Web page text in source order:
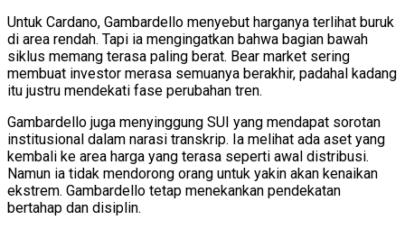
Untuk Cardano, Gambardello menyebut harganya terlihat buruk
di area rendah. Tapi ia mengingatkan bahwa bagian bawah
siklus memang terasa paling berat. Bear market sering
membuat investor merasa semuanya berakhir, padahal kadang
itu justru mendekati fase perubahan tren.
Gambardello juga menyinggung SUI yang mendapat sorotan
institusional dalam narasi transkrip. Ia melihat ada aset yang
kembali ke area harga yang terasa seperti awal distribusi.
Namun ia tidak mendorong orang untuk yakin akan kenaikan
ekstrem. Gambardello tetap menekankan pendekatan
bertahap dan disiplin.